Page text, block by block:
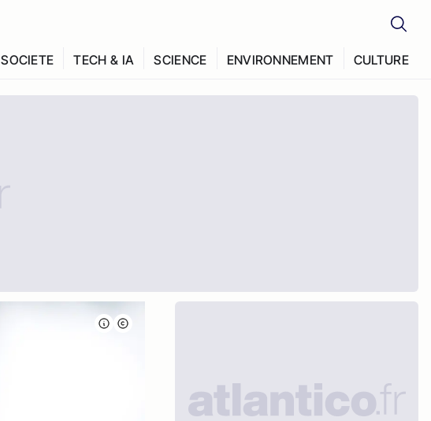
SOCIETE TECH & IA SCIENCE ENVIRONNEMENT CULTURE